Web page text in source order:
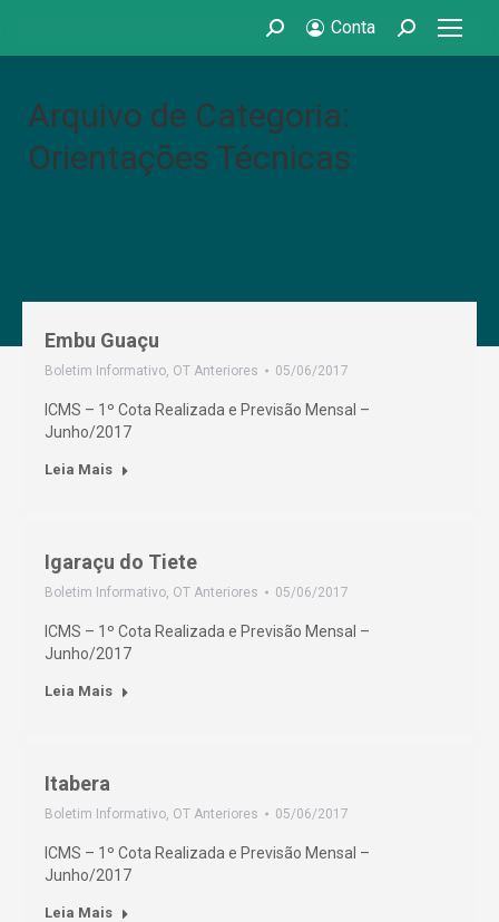
Search: Conta Search:
Arquivo de Categoria:
Orientações Técnicas
Embu Guaçu
Boletim Informativo, OT Anteriores 05/06/2017
ICMS – 1º Cota Realizada e Previsão Mensal –
Junho/2017
Leia Mais
Igaraçu do Tiete
Boletim Informativo, OT Anteriores 05/06/2017
ICMS – 1º Cota Realizada e Previsão Mensal –
Junho/2017
Leia Mais
Itabera
Boletim Informativo, OT Anteriores 05/06/2017
ICMS – 1º Cota Realizada e Previsão Mensal –
Junho/2017
Leia Mais